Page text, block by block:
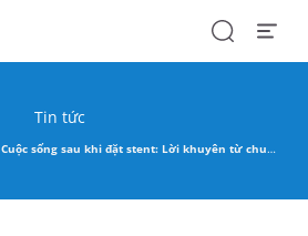
SearchOpen
Tin tức
Cuộc sống sau khi đặt stent: Lời khuyên từ chuyên gia để phục hồi nhanh chóng